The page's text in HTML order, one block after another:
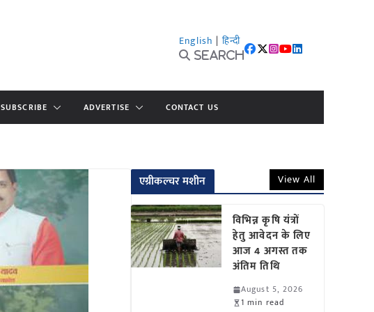
English | हिन्दी
Search
SUBSCRIBE ADVERTISE CONTACT US
एग्रीकल्चर मशीन View All
विभिन्न कृषि यंत्रों
हेतु आवेदन के लिए
आज 4 अगस्त तक
अंतिम तिथि
August 5, 2026
1 min read